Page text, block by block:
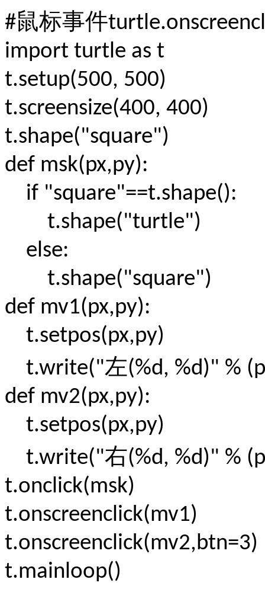
#鼠标事件
import turtle as t
t.setup(500, 500)
t.screensize(400, 400)
t.shape("square")
def msk(px,py):
if "square"==t.shape():
t.shape("turtle")
else:
t.shape("square")
def mv1(px,py):
t.setpos(px,py)
t.write("左(%d, %d)" %
def mv2(px,py):
t.setpos(px,py)
t.write("右(%d, %d)" %
t.onclick(msk)
t.onscreenclick(mv1)
t.onscreenclick(mv2,btn=3)
t.mainloop()